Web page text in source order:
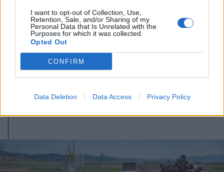
I want to opt-out of Collection, Use,
Retention, Sale, and/or Sharing of my
Personal Data that Is Unrelated with the
Purposes for which it was collected.
Opted Out
CONFIRM
Data Deletion Data Access Privacy Policy
2026. augusztus 07., péntek
Újabb víz- és szennyvízhálózatok
épülnek és bővülnek Csíkszéken